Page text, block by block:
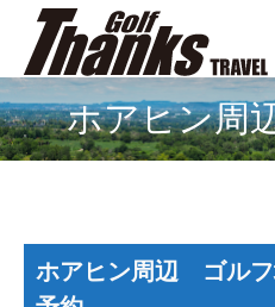
ホアヒン周
You
ホアヒン周辺 ゴル